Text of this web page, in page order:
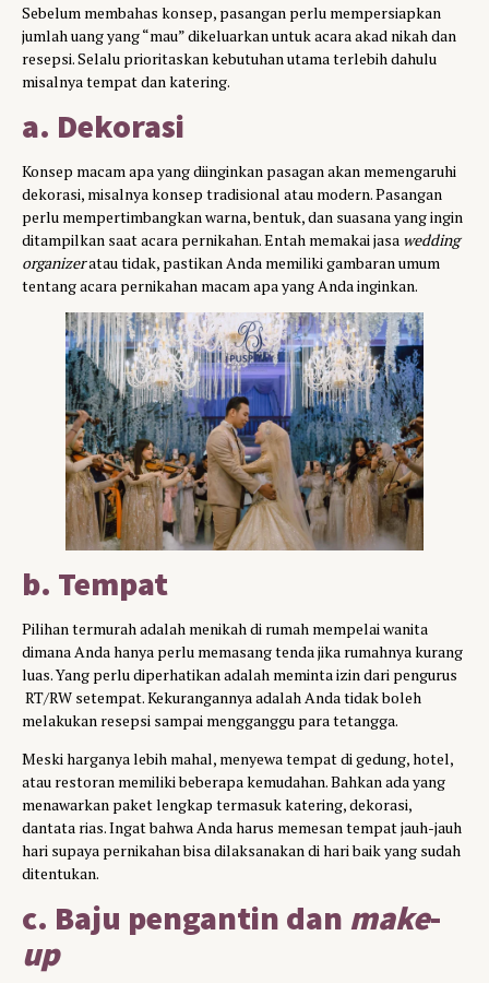
Sebelum membahas konsep, pasangan perlu mempersiapkan
jumlah uang yang “mau” dikeluarkan untuk acara akad nikah dan
resepsi. Selalu prioritaskan kebutuhan utama terlebih dahulu
misalnya tempat dan katering.
a. Dekorasi
Konsep macam apa yang diinginkan pasagan akan memengaruhi
dekorasi, misalnya konsep tradisional atau modern. Pasangan
perlu mempertimbangkan warna, bentuk, dan suasana yang ingin
ditampilkan saat acara pernikahan. Entah memakai jasa wedding
organizeratau tidak, pastikan Anda memiliki gambaran umum
tentang acara pernikahan macam apa yang Anda inginkan.
b. Tempat
Pilihan termurah adalah menikah di rumah mempelai wanita
dimana Anda hanya perlu memasang tenda jika rumahnya kurang
luas. Yang perlu diperhatikan adalah meminta izin dari pengurus
RT/RW setempat. Kekurangannya adalah Anda tidak boleh
melakukan resepsi sampai mengganggu para tetangga.
Meski harganya lebih mahal, menyewa tempat di gedung, hotel,
atau restoran memiliki beberapa kemudahan. Bahkan ada yang
menawarkan paket lengkap termasuk katering, dekorasi,
dantata rias. Ingat bahwa Anda harus memesan tempat jauh-jauh
hari supaya pernikahan bisa dilaksanakan di hari baik yang sudah
ditentukan.
c. Baju pengantin dan make-
up